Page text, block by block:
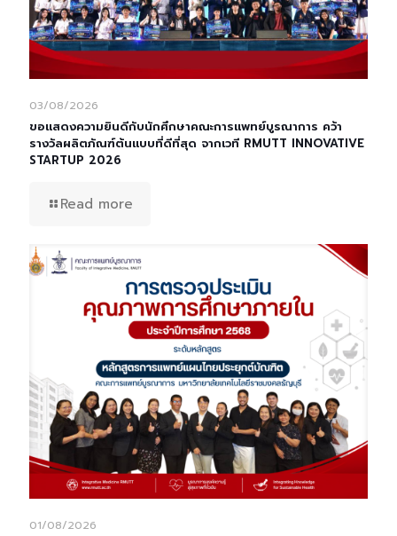
03/08/2026
ขอแสดงความยินดีกับนักศึกษาคณะการแพทย์บูรณาการ คว้า
รางวัลผลิตภัณฑ์ต้นแบบที่ดีที่สุด จากเวที RMUTT INNOVATIVE
STARTUP 2026
Read more
01/08/2026